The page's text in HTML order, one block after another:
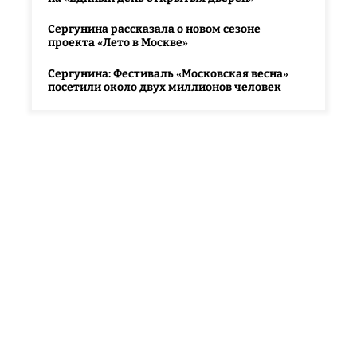
Сергунина рассказала о новом сезоне
проекта «Лето в Москве»
Сергунина: Фестиваль «Московская весна»
посетили около двух миллионов человек